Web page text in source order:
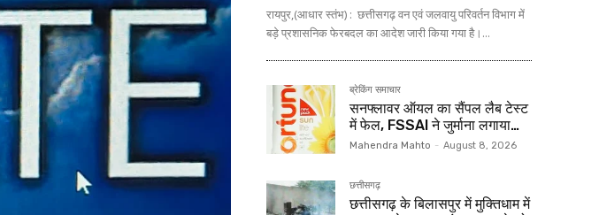
रायपुर,(आधार स्तंभ) : छत्तीसगढ़ वन एवं जलवायु परिवर्तन विभाग में
बड़े प्रशासनिक फेरबदल का आदेश जारी किया गया है।...
ब्रेकिंग समाचार
सनफ्लावर ऑयल का सैंपल लैब टेस्ट
में फेल, FSSAI ने जुर्माना लगाया…
Mahendra Mahto - August 8, 2026
छत्तीसगढ़
छत्तीसगढ़ के बिलासपुर में मुक्तिधाम में